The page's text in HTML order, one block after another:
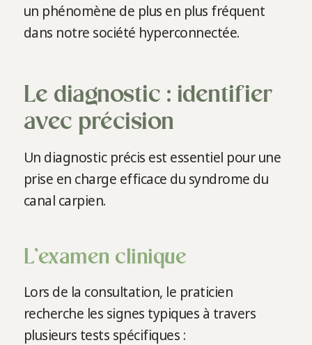
un phénomène de plus en plus fréquent
dans notre société hyperconnectée.
Le diagnostic : identifier
avec précision
Un diagnostic précis est essentiel pour une
prise en charge efficace du syndrome du
canal carpien.
L’examen clinique
Lors de la consultation, le praticien
recherche les signes typiques à travers
plusieurs tests spécifiques :